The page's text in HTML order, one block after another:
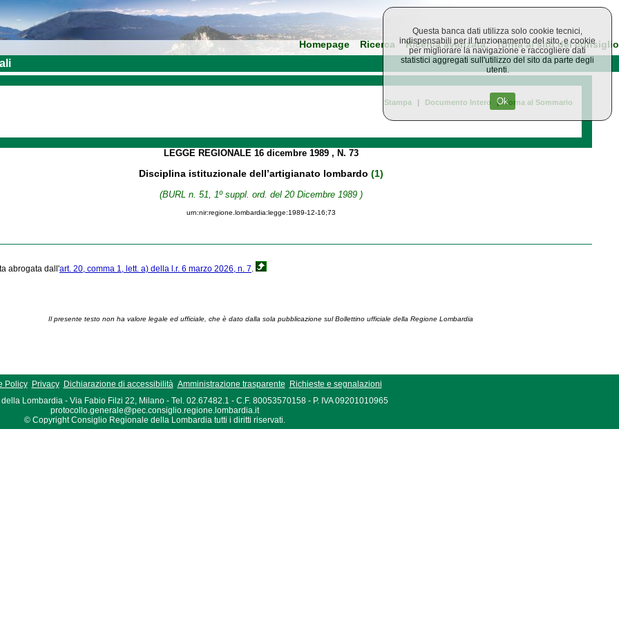
Homepage Ricerca Ricerca avanzata Torna al sito del consiglio
Stampa | Documento Intero | Torna al Sommario
LEGGE REGIONALE 16 dicembre 1989 , N. 73
Disciplina istituzionale dell’artigianato lombardo (1)
(BURL n. 51, 1º suppl. ord. del 20 Dicembre 1989 )
urn:nir:regione.lombardia:legge:1989-12-16;73
abrogata dall'art. 20, comma 1, lett. a) della l.r. 6 marzo 2026, n. 7
Il presente testo non ha valore legale ed ufficiale, che è dato dalla sola pubblicazione sul Bollettino ufficiale della Regione Lombardia
Policy Privacy Dichiarazione di accessibilità Amministrazione trasparente
Richieste e segnalazioni
Lombardia - Via Fabio Filzi 22, Milano - Tel. 02.67482.1 - C.F. 80053570158 - P. IVA 09201010965
protocollo.generale@pec.consiglio.regione.lombardia.it
© Copyright Consiglio Regionale della Lombardia tutti i diritti riservati.
Questa banca dati utilizza solo cookie tecnici,
indispensabili per il funzionamento del sito, e cookie
per migliorare la navigazione e raccogliere dati
statistici aggregati sull'utilizzo del sito da parte degli
utenti.
Ok